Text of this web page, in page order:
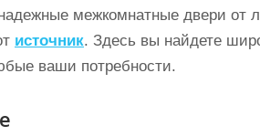
межкомнатные двери от
источник. Здесь вы найдете
ваши потребности.